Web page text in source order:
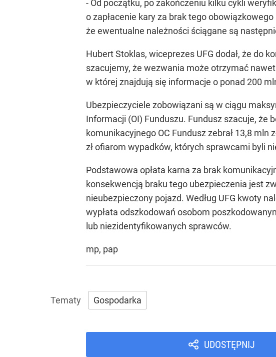
- Od początku, po zakończeniu kilku cykli
o zapłacenie kary za brak tego
że ewentualne należności ściągane są
Hubert Stoklas, wiceprezes UFG dodał, że do
szacujemy, że wezwania może otrzymać
w której znajdują się informacje o ponad 200
Ubezpieczyciele zobowiązani są w ciągu
Informacji (OI) Funduszu. Fundusz szacuje, że
komunikacyjnego OC Fundusz zebrał 13,8 mln
zł ofiarom wypadków, których sprawcami byli
Podstawowa opłata karna za brak
konsekwencją braku tego ubezpieczenia jest
nieubezpieczony pojazd. Według UFG kwoty
wypłata odszkodowań osobom
lub niezidentyfikowanych sprawców.
mp, pap
Gospodarka
UDOSTĘPNIJ